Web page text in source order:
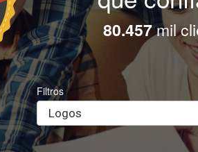
80.457mil
Filtros